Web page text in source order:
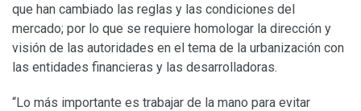
que han cambiado las reglas y las condiciones del
mercado; por lo que se requiere homologar la dirección y
visión de las autoridades en el tema de la urbanización con
las entidades financieras y las desarrolladoras.
“Lo más importante es trabajar de la mano para evitar